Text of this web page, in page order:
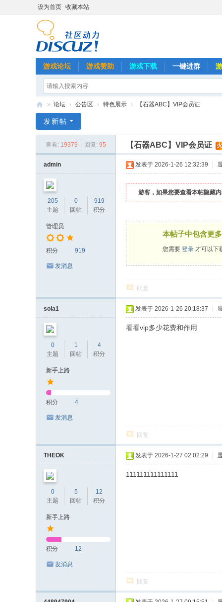
设为首页 收藏本站
游戏论坛 游戏赞助 游戏下载 一键进群
器
» 论坛 › 公告区 › 特色展示 › 【石器ABC】VIP会员证
发新帖
查看: 19379 回复: 95 【石器ABC】VIP会员证 火
admin
205
主题
0
回帖
919
积分
管理员
积分 919
发消息
发表于 2026-1-26 12:32:39
游客，如果您要查看本帖隐藏
本帖子中包含更
您需要 登录 才可以下
回复
sola1
0
主题
1
回帖
4
积分
新手上路
积分 4
发消息
发表于 2026-1-26 20:18:37
看看vip多少花费和作用
回复
THEOK
0
主题
5
回帖
12
积分
新手上路
积分 12
发消息
发表于 2026-1-27 02:02:29
111111111111111
回复